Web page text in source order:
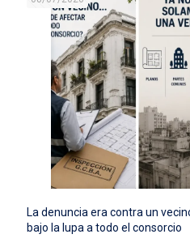
La denuncia era contra un
bajo la lupa a todo el consorcio